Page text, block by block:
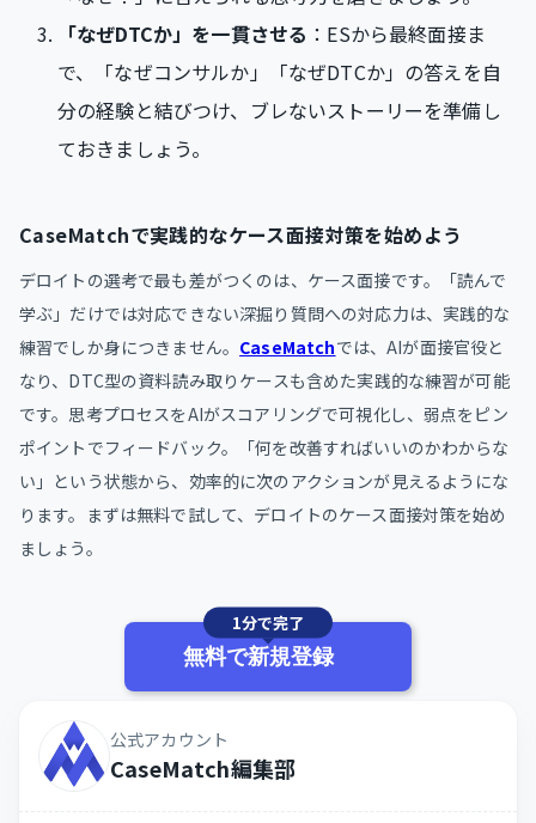
「なぜDTCか」を一貫させる ：ESから最終面接ま
で、「なぜコンサルか」「なぜDTCか」の答えを自
分の経験と結びつけ、ブレないストーリーを準備し
ておきましょう。
CaseMatchで実践的なケース面接対策を始めよう
デロイトの選考で最も差がつくのは、ケース面接です。「読んで
学ぶ」だけでは対応できない深掘り質問への対応力は、実践的な
練習でしか身につきません。 CaseMatchでは、AIが面接官役と
なり、DTC型の資料読み取りケースも含めた実践的な練習が可能
です。思考プロセスをAIがスコアリングで可視化し、弱点をピン
ポイントでフィードバック。「何を改善すればいいのかわからな
い」という状態から、効率的に次のアクションが見えるようにな
ります。まずは無料で試して、デロイトのケース面接対策を始め
ましょう。
1分で完了
無料で新規登録
公式アカウント
CaseMatch編集部